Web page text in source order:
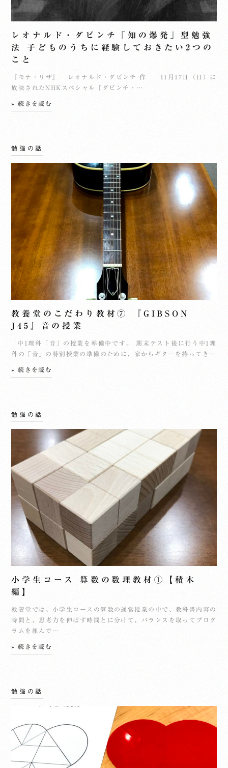
レオナルド・ダビンチ「知の爆発」型勉強
法 子どものうちに経験しておきたい2つの
こと
『モナ・リザ』 レオナルド・ダビンチ 作 11月17日（日）に
放映されたNHKスペシャル「ダビンチ・…
» 続きを読む
勉強の話
教養堂のこだわり教材⑦ 『GIBSON
J45』音の授業
中1理科「音」の授業を準備中です。 期末テスト後に行う中1理
科の「音」の特別授業の準備のために、家からギターを持ってき…
» 続きを読む
勉強の話
小学生コース 算数の数理教材①【積木
編】
教養堂では、小学生コースの算数の通常授業の中で、教科書内容の
時間と、思考力を伸ばす時間とに分けて、バランスを取ってプログ
ラムを組んで…
» 続きを読む
勉強の話